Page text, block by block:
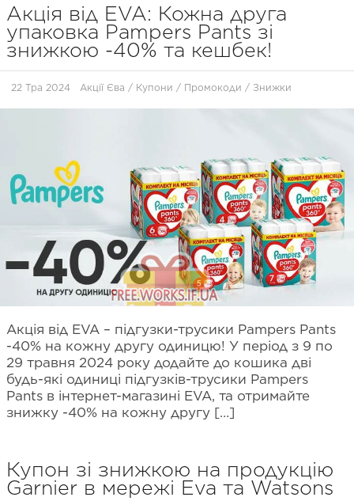
Акція від EVA: Кожна друга
упаковка Pampers Pants зі
знижкою -40% та кешбек!
22 Тра 2024 Акції Єва / Купони / Промокоди / Знижки
Акція від EVA – підгузки-трусики Pampers Pants
-40% на кожну другу одиницю! У період з 9 по
29 травня 2024 року додайте до кошика дві
будь-які одиниці підгузків-трусики Pampers
Pants в інтернет-магазині EVA, та отримайте
знижку -40% на кожну другу […]
Купон зі знижкою на продукцію
Garnier в мережі Eva та Watsons